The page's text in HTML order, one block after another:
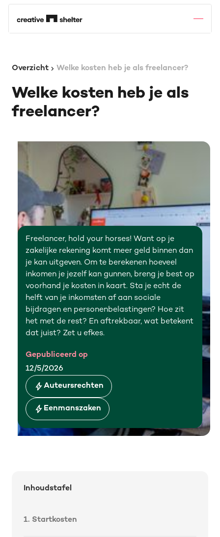
Overzicht Welke kosten heb je als freelancer?
Welke kosten heb je als
freelancer?
Freelancer, hold your horses! Want op je
zakelijke rekening komt meer geld binnen dan
je kan uitgeven. Om te berekenen hoeveel
inkomen je jezelf kan gunnen, breng je best op
voorhand je kosten in kaart. Sta je echt de
helft van je inkomsten af aan sociale
bijdragen en personenbelastingen? Hoe zit
het met de rest? En aftrekbaar, wat betekent
dat juist? Zet u efkes.
Gepubliceerd op
12/5/2026
Auteursrechten
Eenmanszaken
Inhoudstafel
1. Start­kosten